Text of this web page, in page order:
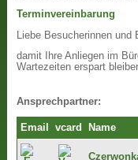
Terminvereinbarung
Liebe Besucherinnen und
damit Ihre Anliegen im
Wartezeiten erspart
Ansprechpartner:
Email vcard Name